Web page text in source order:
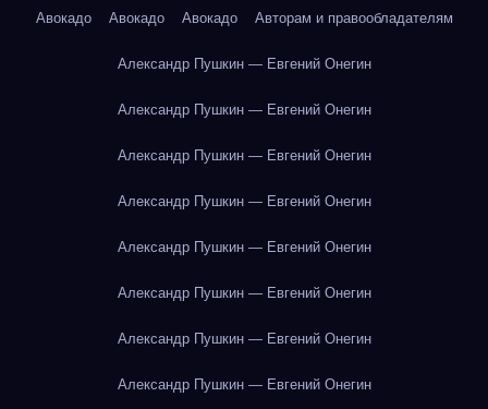
Авокадо Авокадо Авокадо Авторам и правообладателям
Александр Пушкин — Евгений Онегин
Александр Пушкин — Евгений Онегин
Александр Пушкин — Евгений Онегин
Александр Пушкин — Евгений Онегин
Александр Пушкин — Евгений Онегин
Александр Пушкин — Евгений Онегин
Александр Пушкин — Евгений Онегин
Александр Пушкин — Евгений Онегин